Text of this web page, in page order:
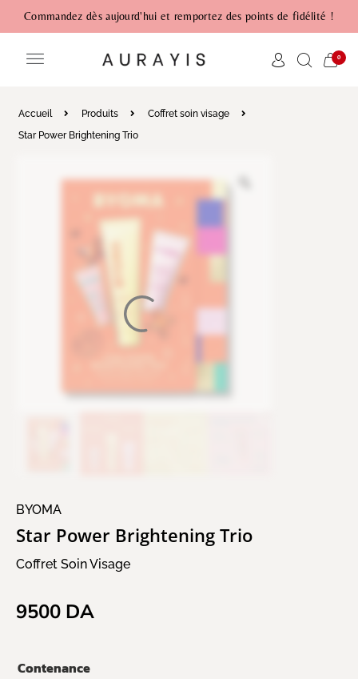
Commandez dès aujourd'hui et remportez des points de fidélité !
0
Accueil Produits
Coffret soin visage
Star Power Brightening Trio
BYOMA
Star Power Brightening Trio
Coffret Soin Visage
9500 DA
Contenance